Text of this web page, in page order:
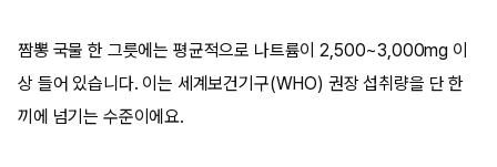
짬뽕 국물 한 그릇에는 평균적으로 나트륨이 2,500~3,000mg 이
상 들어 있습니다. 이는 세계보건기구(WHO) 권장 섭취량을 단 한
끼에 넘기는 수준이에요.